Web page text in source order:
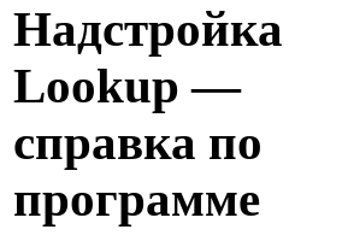
Надстройка
Lookup —
справка по
программе